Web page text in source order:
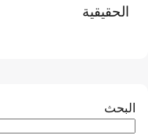
الحقيقية
البحث